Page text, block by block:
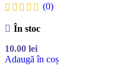
(0)
În stoc
10.00 lei
Adaugă în coș